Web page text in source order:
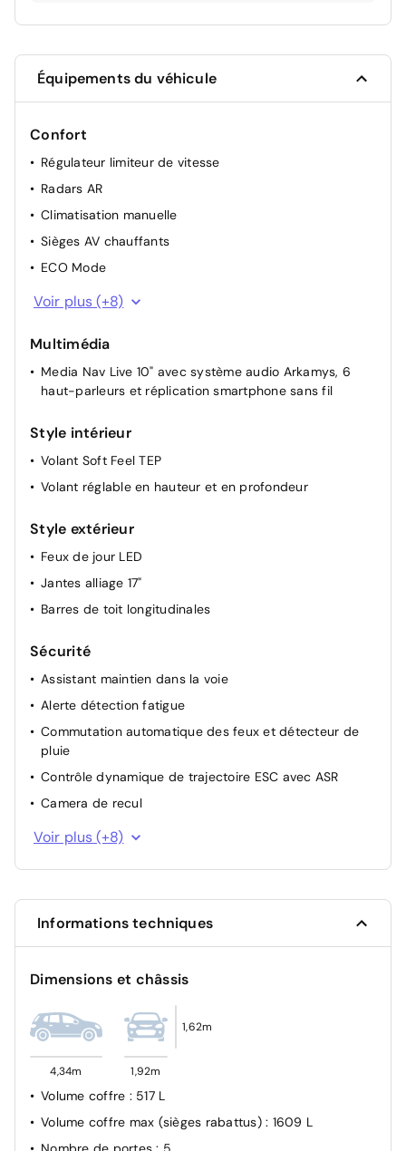
Équipements du véhicule
Confort
Régulateur limiteur de vitesse
Radars AR
Climatisation manuelle
Sièges AV chauffants
ECO Mode
Indicateur de changement de vitesse
Lunette arrière chauffante
Rétroviseurs extérieurs à réglage électriques et
dégivrants
Lève-vitres AV et AR électriques à impulsion et anti
pincement
Lève-vitres AV électriques (impulsionnel conducteur)
Voir plus (+8)
Multimédia
Media Nav Live 10" avec système audio Arkamys, 6
haut-parleurs et réplication smartphone sans fil
Style intérieur
Volant Soft Feel TEP
Volant réglable en hauteur et en profondeur
Style extérieur
Feux de jour LED
Jantes alliage 17"
Barres de toit longitudinales
Sécurité
Assistant maintien dans la voie
Alerte détection fatigue
Commutation automatique des feux et détecteur de
pluie
Contrôle dynamique de trajectoire ESC avec ASR
Camera de recul
Condamnation des portes électriques
Alerte de distance de sécurité
Freinage automatique d'urgence en ville pour deux
ABS (Anti-blocage des roues)
Voir plus (+8)
Informations techniques
Dimensions et châssis
4,34m 1,92m
1,62m
Volume coffre : 517 L
Volume coffre max (sièges rabattus) : 1609 L